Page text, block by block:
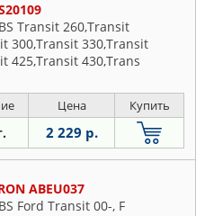
Transit 260,Transit
300,Transit 330,Transit
425,Transit 430,Trans
Цена Купить
2 229 р.
ABEU037
Ford Transit 00-, F